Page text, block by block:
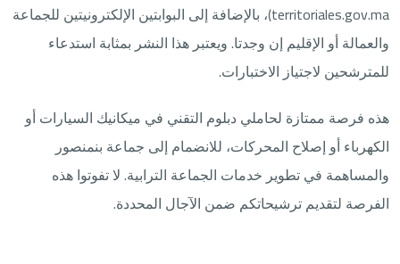
territoriales.gov.ma)، بالإضافة إلى البوابتين الإلكترونيتين للجماعة
والعمالة أو الإقليم إن وجدتا. ويعتبر هذا النشر بمثابة استدعاء
للمترشحين لاجتياز الاختبارات.
هذه فرصة ممتازة لحاملي دبلوم التقني في ميكانيك السيارات أو
الكهرباء أو إصلاح المحركات، للانضمام إلى جماعة بنمنصور
والمساهمة في تطوير خدمات الجماعة الترابية. لا تفوتوا هذه
الفرصة لتقديم ترشيحاتكم ضمن الآجال المحددة.